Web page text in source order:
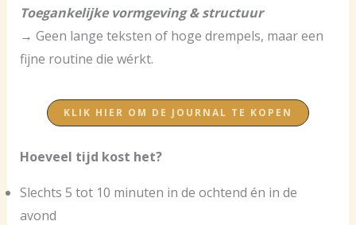
Toegankelijke vormgeving & structuur
→ Geen lange teksten of hoge drempels, maar een
fijne routine die wérkt.
KLIK HIER OM DE JOURNAL TE KOPEN
Hoeveel tijd kost het?
Slechts 5 tot 10 minuten in de ochtend én in de
avond